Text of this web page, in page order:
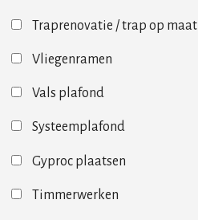
Traprenovatie / trap op maat
Vliegenramen
Vals plafond
Systeemplafond
Gyproc plaatsen
Timmerwerken